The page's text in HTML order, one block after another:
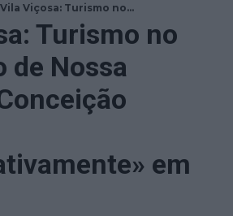
Vila Viçosa: Turismo no...
Turismo no
de Nossa
em